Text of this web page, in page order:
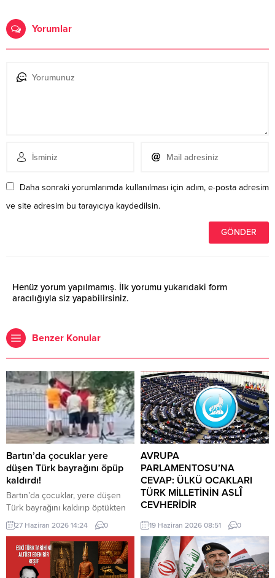
Yorumlar
Daha sonraki yorumlarımda kullanılması için adım, e-posta adresim
ve site adresim bu tarayıcıya kaydedilsin.
Henüz yorum yapılmamış. İlk yorumu yukarıdaki form
aracılığıyla siz yapabilirsiniz.
Benzer Konular
Bartın’da çocuklar yere
düşen Türk bayrağını öpüp
kaldırdı!
Bartın’da çocuklar, yere düşen
Türk bayrağını kaldırıp öptükten
sonra gelen itfaiye ekiplerinin de
yardımıyla göndere çekti. O anlar
cep telefonu kamerası tarafından
kaydedildi. Yerden kaldırıp öptüler
Kemerköprü Mahallesi’nde dün
27 Haziran 2026 14:24 0
AVRUPA
PARLAMENTOSU’NA
CEVAP: ÜLKÜ OCAKLARI
TÜRK MİLLETİNİN ASLÎ
CEVHERİDİR
MHP milletvekili Prof. Dr. İlyas
Topsakal AB parlamentosuna
cevap verdi: Avrupa
Parlamentosu tarafından 17
Haziran 2026 tarihinde kabul
19 Haziran 2026 08:51 0